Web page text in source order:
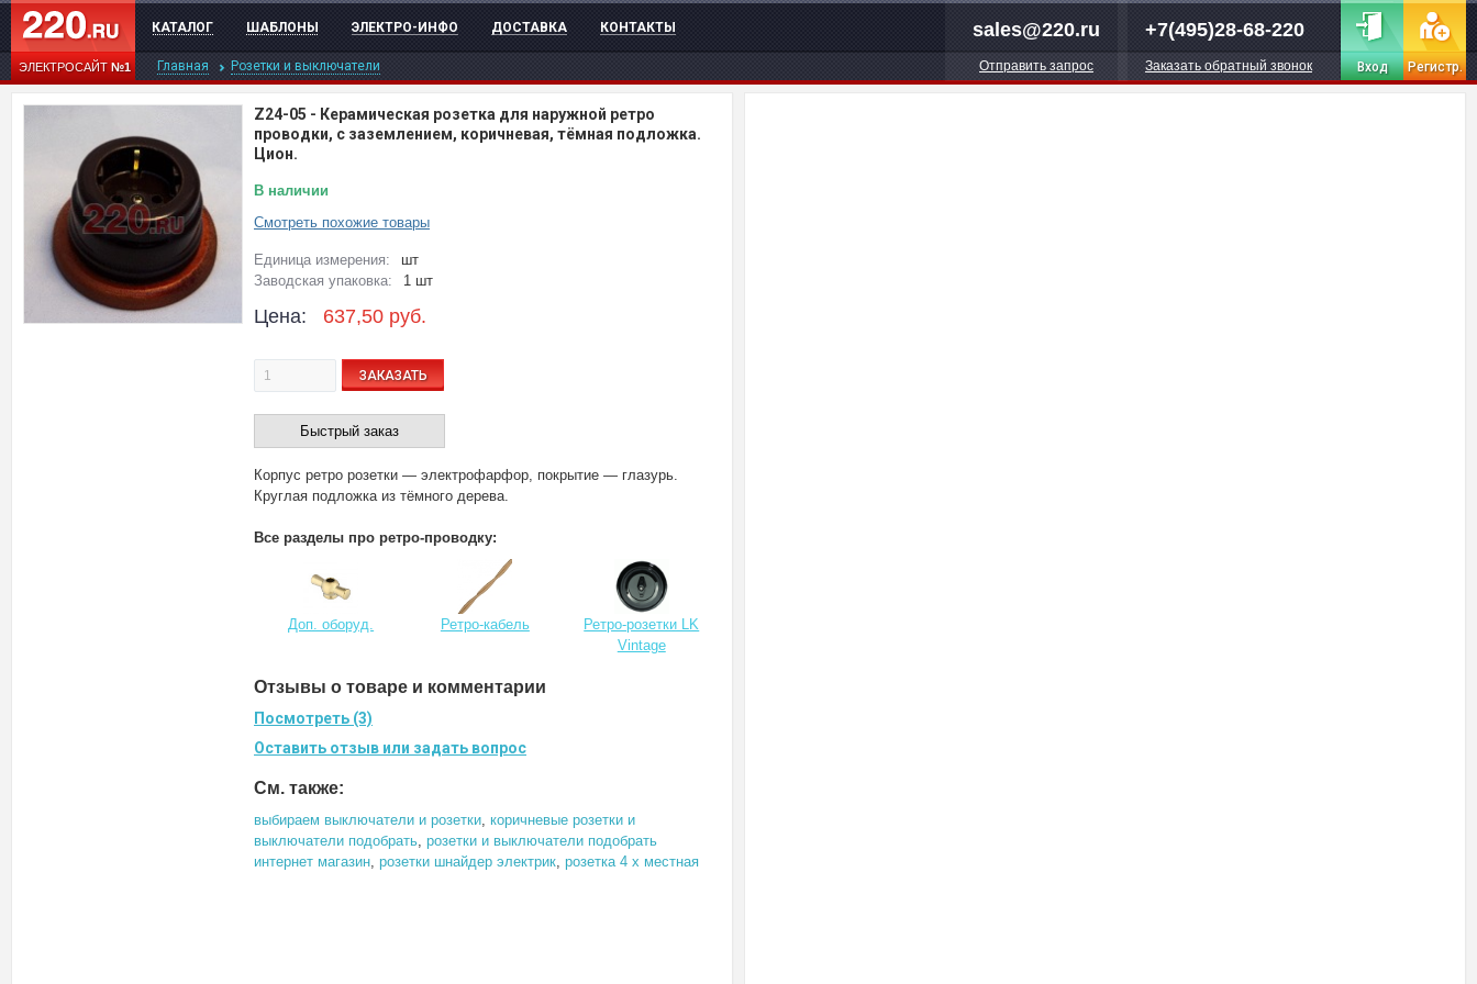
ЭЛЕКТРОСАЙТ№1
КАТАЛОГ ШАБЛОНЫ ЭЛЕКТРО-ИНФО ДОСТАВКА КОНТАКТЫ sales@220.ru
Отправить запрос
+7(495)28-68-220
Заказать обратный звонок Вход Регистр.
Главная Розетки и выключатели
Z24-05 - Керамическая розетка для наружной ретро
проводки, с заземлением, коричневая, тёмная подложка.
Цион.
В наличии
Смотреть похожие товары
Единица измерения:
шт
Заводская упаковка:
1 шт
Цена: 637,50 руб.
ЗАКАЗАТЬ
Быстрый заказ
Корпус ретро розетки — электрофарфор, покрытие — глазурь.
Круглая подложка из тёмного дерева.
Все разделы про ретро-проводку:
Доп. оборуд. Ретро-кабель
Ретро-розетки LK
Vintage
Отзывы о товаре и комментарии
Посмотреть (3)
Оставить отзыв или задать вопрос
См. также:
выбираем выключатели и розетки, коричневые розетки и
выключатели подобрать, розетки и выключатели подобрать
интернет магазин, розетки шнайдер электрик, розетка 4 х местная